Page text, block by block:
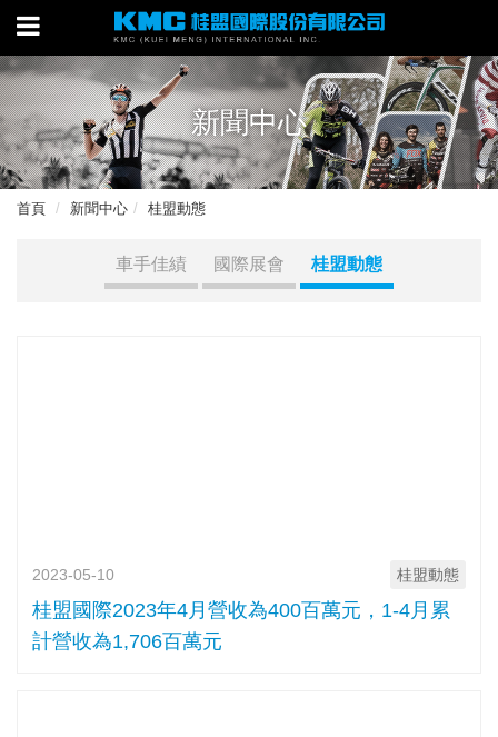
新聞中心
首頁 新聞中心 桂盟動態
車手佳績 國際展會 桂盟動態
2023-05-10 桂盟動態
桂盟國際2023年4月營收為400百萬元，1-4月累
計營收為1,706百萬元